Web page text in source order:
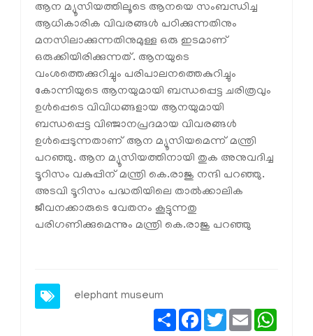
ആന മ്യൂസിയത്തിലൂടെ ആനയെ സംബന്ധിച്ച
ആധികാരിക വിവരങ്ങള്‍ പഠിക്കുന്നതിനും
മനസിലാക്കുന്നതിനുമുള്ള ഒരു ഇടമാണ്
ഒരുക്കിയിരിക്കുന്നത്. ആനയുടെ
വംശത്തെക്കുറിച്ചും പരിപാലനത്തെകുറിച്ചും
കോന്നിയുടെ ആനയുമായി ബന്ധപ്പെട്ട ചരിത്രവും
ഉള്‍പ്പെടെ വിവിധങ്ങളായ ആനയുമായി
ബന്ധപ്പെട്ട വിഞ്ജാനപ്രദമായ വിവരങ്ങള്‍
ഉള്‍പ്പെടുന്നതാണ് ആന മ്യൂസിയമെന്ന് മന്ത്രി
പറഞ്ഞു. ആന മ്യൂസിയത്തിനായി തുക അനുവദിച്ച
ടൂറിസം വകുപ്പിന് മന്ത്രി കെ.രാജു നന്ദി പറഞ്ഞു.
അടവി ടൂറിസം പദ്ധതിയിലെ താല്‍ക്കാലിക
ജീവനക്കാരുടെ വേതനം കൂട്ടുന്നതു
പരിഗണിക്കുമെന്നും മന്ത്രി കെ.രാജു പറഞ്ഞു
elephant museum
ShareFacebook
TwitterEmail